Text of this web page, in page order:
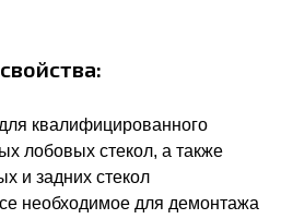
квалифицированного
лобовых стекол, а также
и задних стекол
необходимое для демонтажа